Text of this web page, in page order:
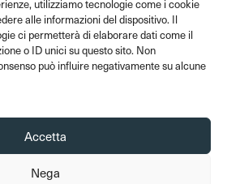
utilizziamo tecnologie come i cookie
alle informazioni del dispositivo. Il
ci permetterà di elaborare dati come il
o ID unici su questo sito. Non
può influire negativamente su alcune
Accetta
Nega